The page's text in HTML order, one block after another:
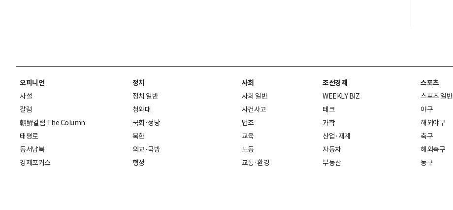
오피니언
사설
칼럼
朝鮮칼럼 The Column
태평로
동서남북
경제포커스
정치
정치 일반
청와대
국회·정당
북한
외교·국방
행정
사회
사회 일반
사건사고
법조
교육
노동
교통·환경
조선경제
WEEKLY BIZ
테크
과학
산업·재계
자동차
부동산
스포츠
스포츠 일반
야구
해외야구
축구
해외축구
농구